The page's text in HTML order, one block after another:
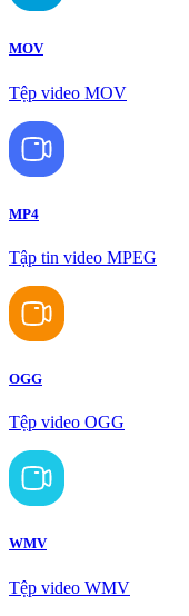
MOV
Tệp video MOV
MP4
Tập tin video MPEG
OGG
Tệp video OGG
WMV
Tệp video WMV